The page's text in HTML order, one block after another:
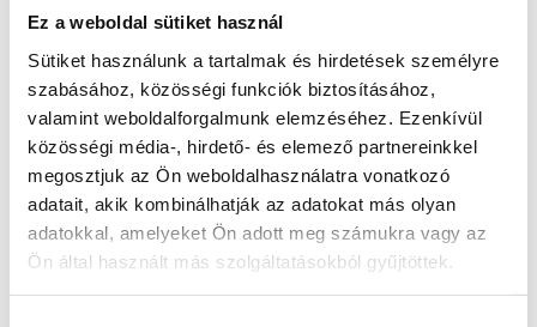
Ez a weboldal sütiket használ
Sütiket használunk a tartalmak és hirdetések személyre
szabásához, közösségi funkciók biztosításához,
valamint weboldalforgalmunk elemzéséhez. Ezenkívül
közösségi média-, hirdető- és elemező partnereinkkel
megosztjuk az Ön weboldalhasználatra vonatkozó
adatait, akik kombinálhatják az adatokat más olyan
adatokkal, amelyeket Ön adott meg számukra vagy az
Ön által használt más szolgáltatásokból gyűjtöttek.
Felhasználás